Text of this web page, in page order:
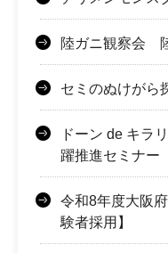
陸ガニ観察会
セミのぬけがら
ドーン de キラ
躍推進セミナー
令和8年度大阪
験者採用】